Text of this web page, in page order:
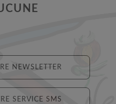
NEWSLETTER
SERVICE SMS